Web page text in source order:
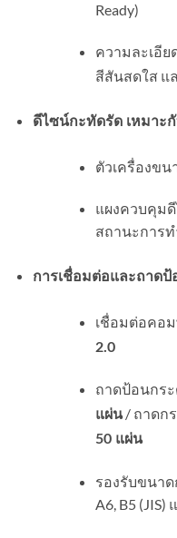
Ready)
ความละเอี
สีสันสดใส แ
ดีไซน์กะทัดรัด เหมาะ
ตัวเครื่องข
แผงควบคุมดี
สถานะการท
การเชื่อมต่อและถาดป้
เชื่อมต่อคอ
2.0
ถาดป้อนกระ
แผ่น/ ถาดก
50 แผ่น
รองรับขนาด
A6, B5 (JIS)